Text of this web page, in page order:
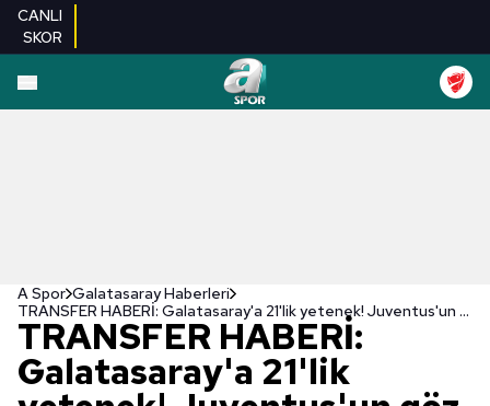
CANLI
SKOR
A Spor Galatasaray Haberleri
TRANSFER HABERİ: Galatasaray'a 21'lik yetenek! Juventus'un göz bebeği Aslan oluyor
TRANSFER HABERİ:
Galatasaray'a 21'lik